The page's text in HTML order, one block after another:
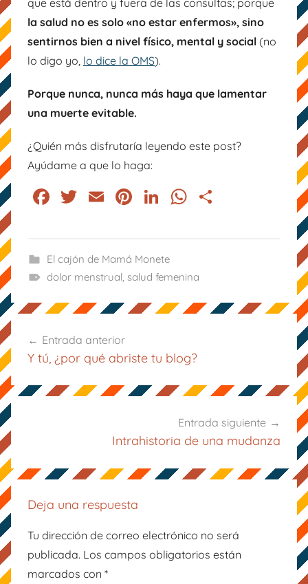
la salud no es solo «no estar enfermos», sino
sentirnos bien a nivel físico, mental y social (no
lo digo yo, lo dice la OMS).
Porque nunca, nunca más haya que lamentar
una muerte evitable.
¿Quién más disfrutaría leyendo este post?
Ayúdame a que lo haga:
F
e
b
o
k
T
er
E
l
Pi
e
st
Li
e
dI
n
W
A
p tir
El cajón de Mamá Monete
dolor menstrual salud femenina
Navegación
de
entradas
Entrada anterior
Y tú, ¿por qué abriste tu blog?
Entrada siguiente
Intrahistoria de una mudanza
Deja una respuesta
Tu dirección de correo electrónico no será
publicada. Los campos obligatorios están
marcados con *